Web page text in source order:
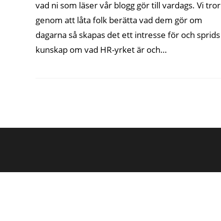
vad ni som läser vår blogg gör till vardags. Vi
genom att låta folk berätta vad dem gör om
dagarna så skapas det ett intresse för och
kunskap om vad HR-yrket är och…